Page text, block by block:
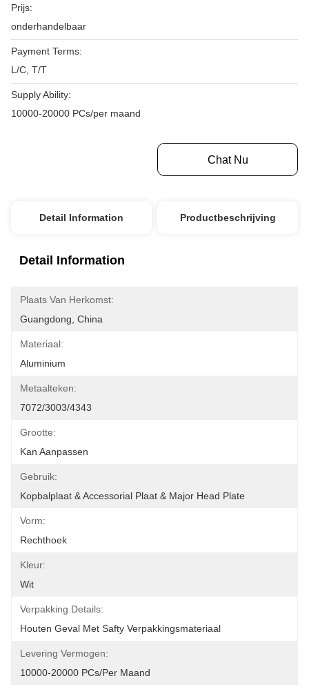
Prijs:
onderhandelbaar
Payment Terms:
L/C, T/T
Supply Ability:
10000-20000 PCs/per maand
Chat Nu
Detail Information Productbeschrijving
Detail Information
Plaats Van Herkomst:
Guangdong, China
Materiaal:
Aluminium
Metaalteken:
7072/3003/4343
Grootte:
Kan Aanpassen
Gebruik:
Kopbalplaat & Accessorial Plaat & Major Head Plate
Vorm:
Rechthoek
Kleur:
Wit
Verpakking Details:
Houten Geval Met Safty Verpakkingsmateriaal
Levering Vermogen:
10000-20000 PCs/per Maand